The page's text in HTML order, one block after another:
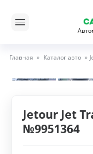
Главная » Каталог авто »
Jetour Jet
№9951364